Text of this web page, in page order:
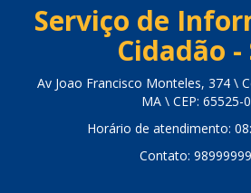
Serviço de
Cidadão -
Av Joao Francisco Monteles, 374 \
MA \ CEP: 65525-
Horário de atendimento:
Contato: